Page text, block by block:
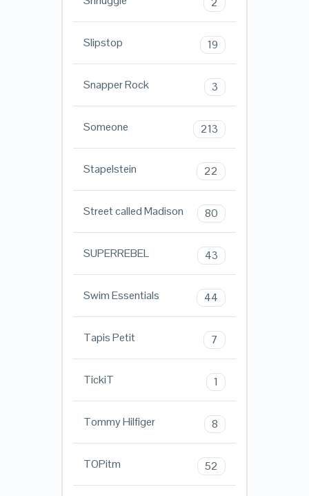
Slipstop 19
Snapper Rock 3
Someone 213
Stapelstein 22
Street called Madison 80
SUPERREBEL 43
Swim Essentials 44
Tapis Petit 7
TickiT 1
Tommy Hilfiger 8
TOPitm 52